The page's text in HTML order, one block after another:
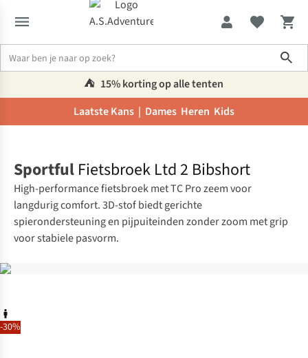
⛺️ 15% korting op alle tenten
Laatste Kans | Dames Heren Kids
-30%
Sportful Fietsbroek Ltd 2 Bibshort
High-performance fietsbroek met TC Pro zeem voor
langdurig comfort. 3D-stof biedt gerichte
spierondersteuning en pijpuiteinden zonder zoom met grip
voor stabiele pasvorm.